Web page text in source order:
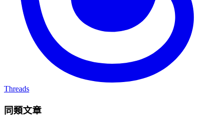
Threads
同類文章